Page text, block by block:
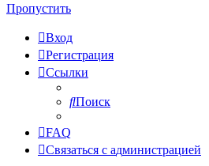
Пропустить
Вход
Регистрация
Ссылки
Поиск
FAQ
Связаться с администрацией